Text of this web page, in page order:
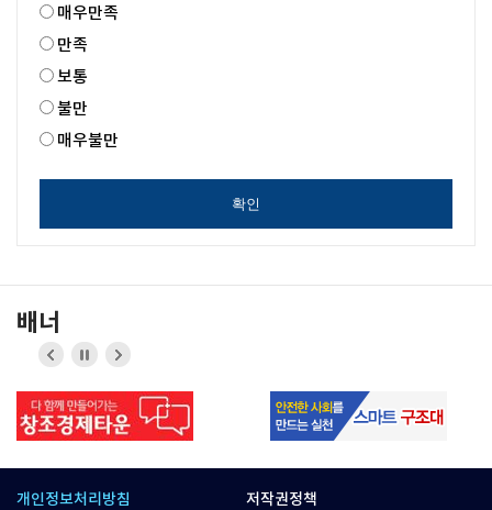
매우만족
만족
보통
불만
매우불만
확인
배너
이전
정지
다음
개인정보처리방침 저작권정책